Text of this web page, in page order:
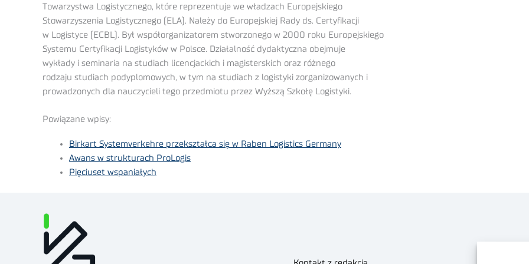
Towarzystwa Logistycznego, które reprezentuje we władzach Europejskiego
Stowarzyszenia Logistycznego (ELA). Należy do Europejskiej Rady ds. Certyfikacji
w Logistyce (ECBL). Był współorganizatorem stworzonego w 2000 roku Europejskiego
Systemu Certyfikacji Logistyków w Polsce. Działalność dydaktyczna obejmuje
wykłady i seminaria na studiach licencjackich i magisterskich oraz różnego
rodzaju studiach podyplomowych, w tym na studiach z logistyki zorganizowanych i
prowadzonych dla nauczycieli tego przedmiotu przez Wyższą Szkołę Logistyki.
Powiązane wpisy:
Birkart Systemverkehre przekształca się w Raben Logistics Germany
Awans w strukturach ProLogis
Pięciuset wspaniałych